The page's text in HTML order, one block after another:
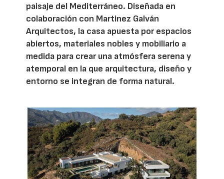
paisaje del Mediterráneo. Diseñada en
colaboración con Martinez Galván
Arquitectos, la casa apuesta por espacios
abiertos, materiales nobles y mobiliario a
medida para crear una atmósfera serena y
atemporal en la que arquitectura, diseño y
entorno se integran de forma natural.